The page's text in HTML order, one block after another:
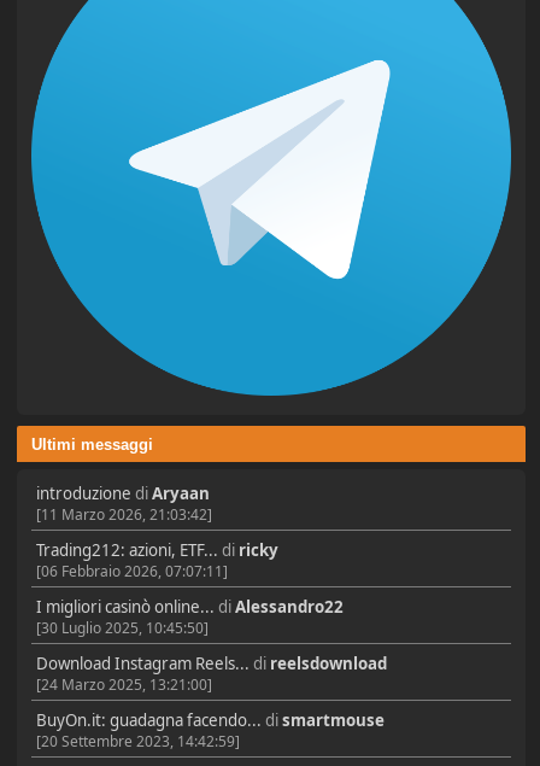
Ultimi messaggi
introduzione diAryaan
[11 Marzo 2026, 21:03:42]
Trading212: azioni, ETF... di ricky
[06 Febbraio 2026, 07:07:11]
I migliori casinò online... diAlessandro22
[30 Luglio 2025, 10:45:50]
Download Instagram Reels... di reelsdownload
[24 Marzo 2025, 13:21:00]
BuyOn.it: guadagna facendo... dismartmouse
[20 Settembre 2023, 14:42:59]